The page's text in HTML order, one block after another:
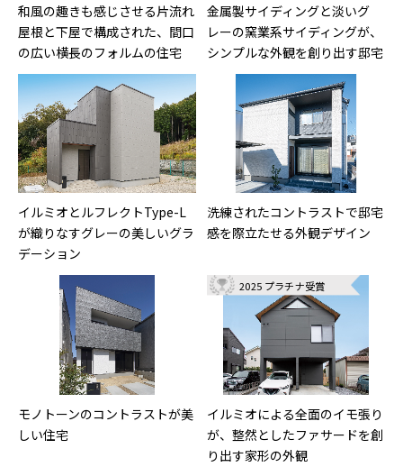
和風の趣きも感じさせる片流れ
屋根と下屋で構成された、間口
の広い横長のフォルムの住宅
金属製サイディングと淡いグ
レーの窯業系サイディングが、
シンプルな外観を創り出す邸宅
イルミオとルフレクトType-L
が織りなすグレーの美しいグラ
デーション
洗練されたコントラストで邸宅
感を際立たせる外観デザイン
モノトーンのコントラストが美
しい住宅
2025 プラチナ受賞
イルミオによる全面のイモ張り
が、整然としたファサードを創
り出す家形の外観